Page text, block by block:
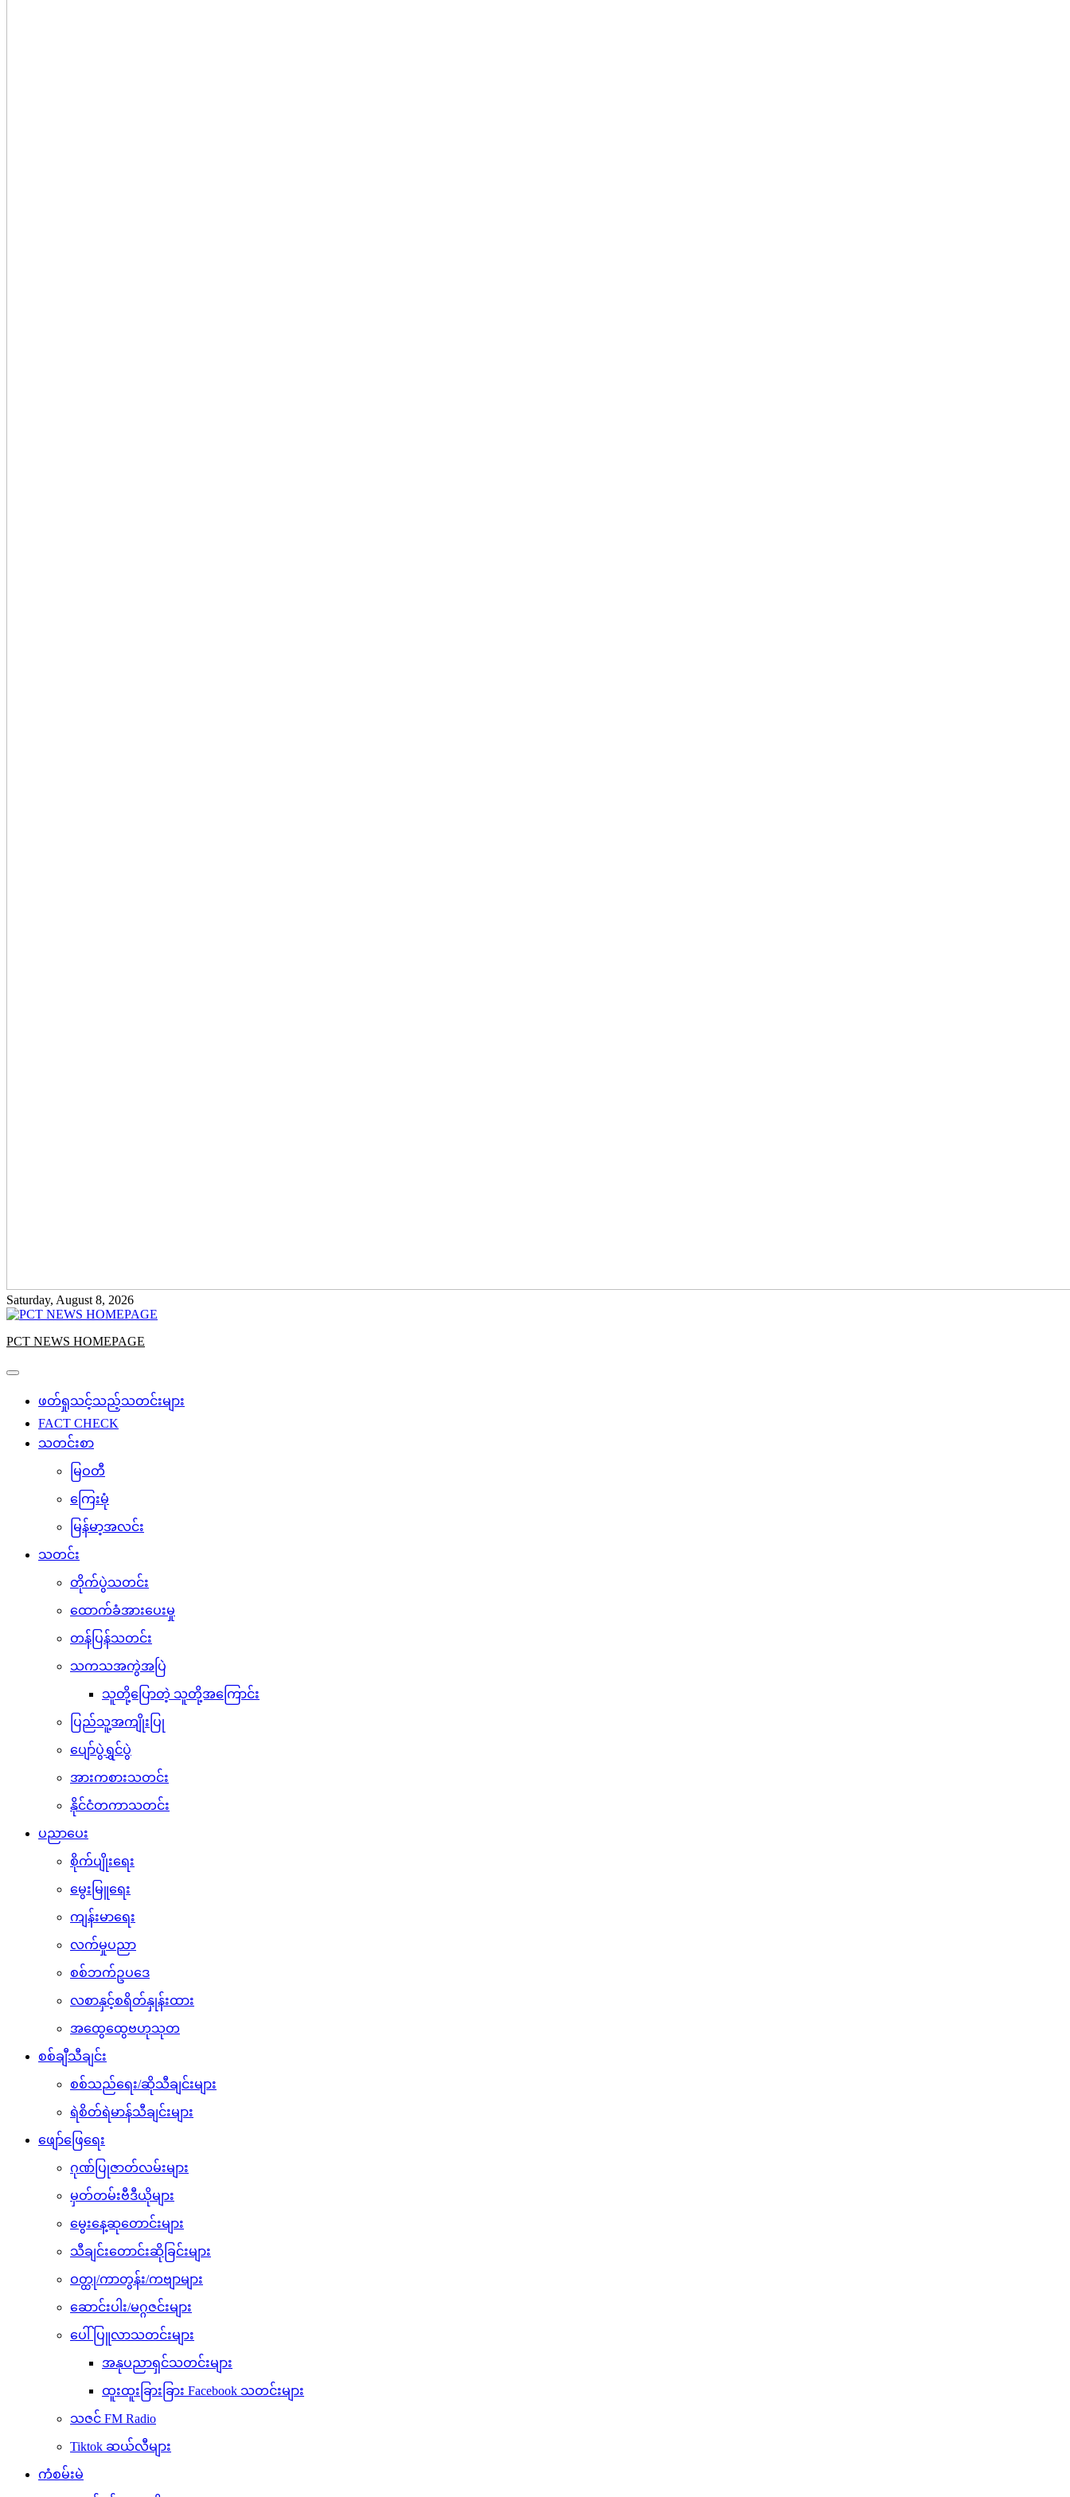
Saturday, August 8, 2026
PCT NEWS HOMEPAGE
ဖတ်ရှုသင့်သည့်သတင်းများ
FACT CHECK
သတင်းစာ
မြဝတီ
ကြေးမုံ
မြန်မာ့အလင်း
သတင်း
တိုက်ပွဲသတင်း
ထောက်ခံအားပေးမှု
တန်ပြန်သတင်း
သကသအကွဲအပြဲ
သူတို့ပြောတဲ့ သူတို့အကြောင်း
ပြည်သူ့အကျိုးပြု
ပျော်ပွဲရွှင်ပွဲ
အားကစားသတင်း
နိုင်ငံတကာသတင်း
ပညာပေး
စိုက်ပျိုးရေး
မွေးမြူရေး
ကျန်းမာရေး
လက်မှုပညာ
စစ်ဘက်ဥပဒေ
လစာနှင့်စရိတ်နှုန်းထား
အထွေထွေဗဟုသုတ
စစ်ချီသီချင်း
စစ်သည်ရေး/ဆိုသီချင်းများ
ရဲစိတ်ရဲမာန်သီချင်းများ
ဖျော်ဖြေရေး
ဂုဏ်ပြုဇာတ်လမ်းများ
မှတ်တမ်းဗီဒီယိုများ
မွေးနေ့ဆုတောင်းများ
သီချင်းတောင်းဆိုခြင်းများ
ဝတ္ထု/ကာတွန်း/ကဗျာများ
ဆောင်းပါး/မဂ္ဂဇင်းများ
ပေါ်ပြူလာသတင်းများ
အနုပညာရှင်သတင်းများ
ထူးထူးခြားခြား Facebook သတင်းများ
သဇင် FM Radio
Tiktok ဆယ်လီများ
ကံစမ်းမဲ